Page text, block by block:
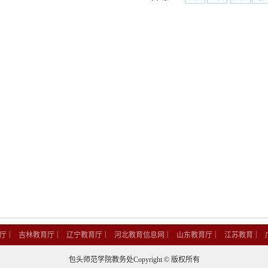
吉林教育厅 辽宁教育厅 河北教育信息网 山东教育厅 江苏教育
包头师范学院教务处Copyright © 版权所有